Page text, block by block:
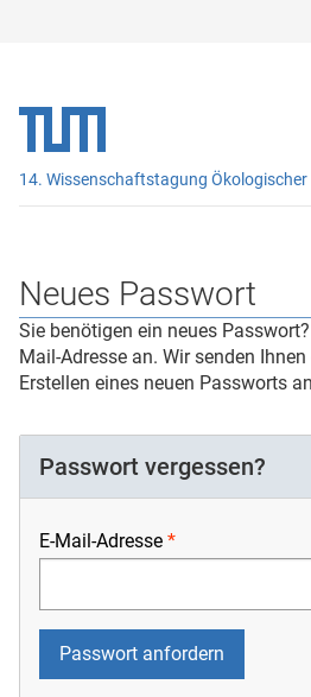
14. Wissenschaftstagung
Neues Passwort
Sie benötigen ein neues
Mail-Adresse an. Wir senden
Erstellen eines neuen Passworts
Passwort vergessen?
E-Mail-Adresse